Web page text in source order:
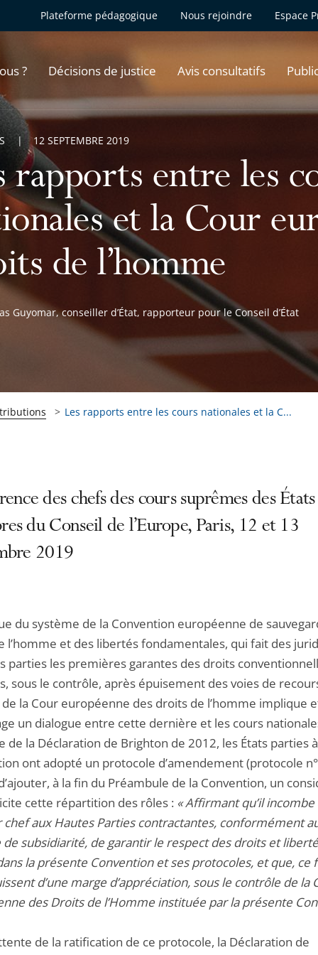
Plateforme pédagogique Nous rejoindre Espace
? Décisions de justice Avis consultatifs
rapports entre les
et la Cour
de l’homme
Guyomar, conseiller d’État, rapporteur pour le Conseil d’État
12 SEPTEMBRE 2019
Les rapports entre les cours nationales et la C...
des chefs des cours suprêmes des États
du Conseil de l’Europe, Paris, 12 et 13
2019
du système de la Convention européenne de
l’homme et des libertés fondamentales, qui fait des
parties les premières garantes des droits
sous le contrôle, après épuisement des voies de
la Cour européenne des droits de l’homme implique
un dialogue entre cette dernière et les cours
de la Déclaration de Brighton de 2012, les États parties
ont adopté un protocole d’amendement (protocole
à la fin du Préambule de la Convention, un
cette répartition des rôles : « Affirmant qu’il incombe
aux Hautes Parties contractantes, conformément
de subsidiarité, de garantir le respect des droits et
la présente Convention et ses protocoles, et que, ce
d’une marge d’appréciation, sous le contrôle de la
des Droits de l’Homme instituée par la présente
de la ratification de ce protocole, la Déclaration de